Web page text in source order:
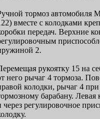
тормоз автомобиля
вместе с колодками
передач. Верхние
2.
рукоятку 15 на
него рычаг 4 тормоза.
колодки, рычаг 4
барабану.
через регулировочное